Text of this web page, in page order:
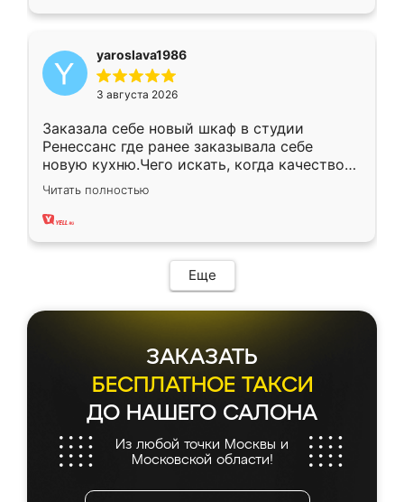
yaroslava1986
3 августа 2026
Заказала себе новый шкаф в студии
Ренессанс где ранее заказывала себе
новую кухню.Чего искать, когда качеством
вполне довольна. Служит кухня уже почти
два года, нареканий нет.
Читать полностью
Еще
ЗАКАЗАТЬ
БЕСПЛАТНОЕ ТАКСИ
ДО НАШЕГО САЛОНА
Из любой точки Москвы и
Московской области!